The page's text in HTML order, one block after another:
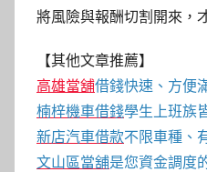
將風險與報酬切割開來，
【其他文章推薦】
高雄當舖借錢快速、方便
楠梓機車借錢學生上班族
新店汽車借款不限車種、
文山區當舖是您資金調度